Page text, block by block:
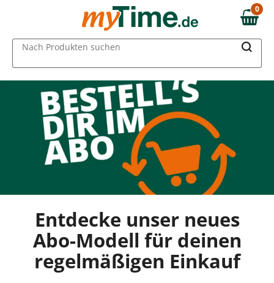
Zum Hauptinhalt springen
Zur Navigation springen
Zur Suche springen
0,00 €
0
Nach Produkten suchen
Entdecke unser neues
Abo-Modell für deinen
regelmäßigen Einkauf